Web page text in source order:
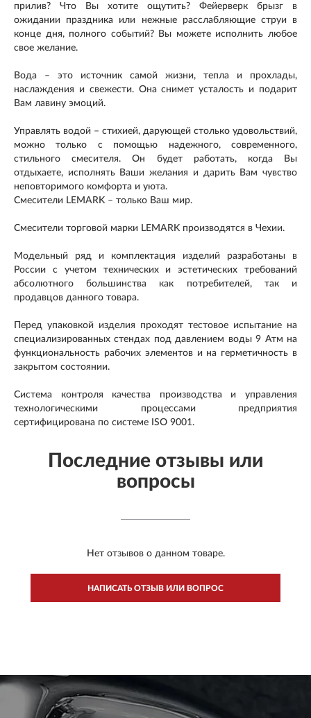
прилив? Что Вы хотите ощутить? Фейерверк брызг в
ожидании праздника или нежные расслабляющие струи в
конце дня, полного событий? Вы можете исполнить любое
свое желание.
Вода – это источник самой жизни, тепла и прохлады,
наслаждения и свежести. Она снимет усталость и подарит
Вам лавину эмоций.
Управлять водой – стихией, дарующей столько удовольствий,
можно только с помощью надежного, современного,
стильного смесителя. Он будет работать, когда Вы
отдыхаете, исполнять Ваши желания и дарить Вам чувство
неповторимого комфорта и уюта.
Смесители LEMARK – только Ваш мир.
Смесители торговой марки LEMARK производятся в Чехии.
Модельный ряд и комплектация изделий разработаны в
России с учетом технических и эстетических требований
абсолютного большинства как потребителей, так и
продавцов данного товара.
Перед упаковкой изделия проходят тестовое испытание на
специализированных стендах под давлением воды 9 Атм на
функциональность рабочих элементов и на герметичность в
закрытом состоянии.
Система контроля качества производства и управления
технологическими процессами предприятия
сертифицирована по системе ISO 9001.
Последние отзывы или
вопросы
Нет отзывов о данном товаре.
НАПИСАТЬ ОТЗЫВ ИЛИ ВОПРОС